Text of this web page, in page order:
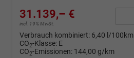
31.139,– €
incl. 19% MwSt.
Verbrauch kombiniert: 6,40 l/100km
CO2-Klasse: E
CO2-Emissionen: 144,00 g/km